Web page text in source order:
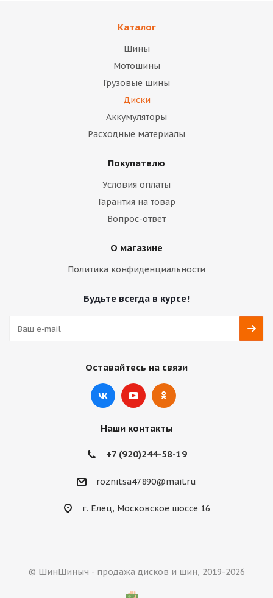
Каталог
Шины
Мотошины
Грузовые шины
Диски
Аккумуляторы
Расходные материалы
Покупателю
Условия оплаты
Гарантия на товар
Вопрос-ответ
О магазине
Политика конфиденциальности
Будьте всегда в курсе!
Оставайтесь на связи
Наши контакты
+7 (920)244-58-19
roznitsa47890@mail.ru
г. Елец, Московское шоссе 16
© ШинШиныч - продажа дисков и шин, 2019-2026